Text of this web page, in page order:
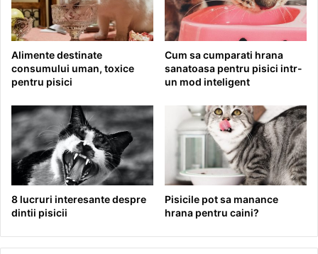
Alimente destinate
consumului uman, toxice
pentru pisici
Cum sa cumparati hrana
sanatoasa pentru pisici intr-
un mod inteligent
8 lucruri interesante despre
dintii pisicii
Pisicile pot sa manance
hrana pentru caini?